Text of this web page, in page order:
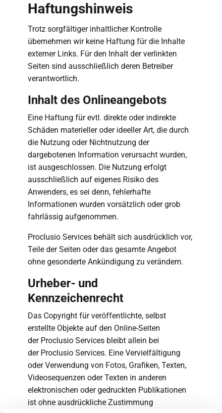
Haftungshinweis
Trotz sorgfältiger inhaltlicher Kontrolle
übernehmen wir keine Haftung für die Inhalte
externer Links. Für den Inhalt der verlinkten
Seiten sind ausschließlich deren Betreiber
verantwortlich.
Inhalt des Onlineangebots
Eine Haftung für evtl. direkte oder indirekte
Schäden materieller oder ideeller Art, die durch
die Nutzung oder Nichtnutzung der
dargebotenen Information verursacht wurden,
ist ausgeschlossen. Die Nutzung erfolgt
ausschließlich auf eigenes Risiko des
Anwenders, es sei denn, fehlerhafte
Informationen wurden vorsätzlich oder grob
fahrlässig aufgenommen.
Proclusio Services behält sich ausdrücklich vor,
Teile der Seiten oder das gesamte Angebot
ohne gesonderte Ankündigung zu verändern.
Urheber- und
Kennzeichenrecht
Das Copyright für veröffentlichte, selbst
erstellte Objekte auf den Online-Seiten
der Proclusio Services bleibt allein bei
der Proclusio Services. Eine Vervielfältigung
oder Verwendung von Fotos, Grafiken, Texten,
Videosequenzen oder Texten in anderen
elektronischen oder gedruckten Publikationen
ist ohne ausdrückliche Zustimmung